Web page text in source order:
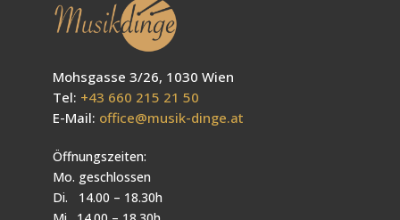
Mohsgasse 3/26, 1030 Wien
Tel: +43 660 215 21 50
E-Mail: office@musik-dinge.at
Öffnungszeiten:
Mo. geschlossen
Di. 14.00 – 18.30h